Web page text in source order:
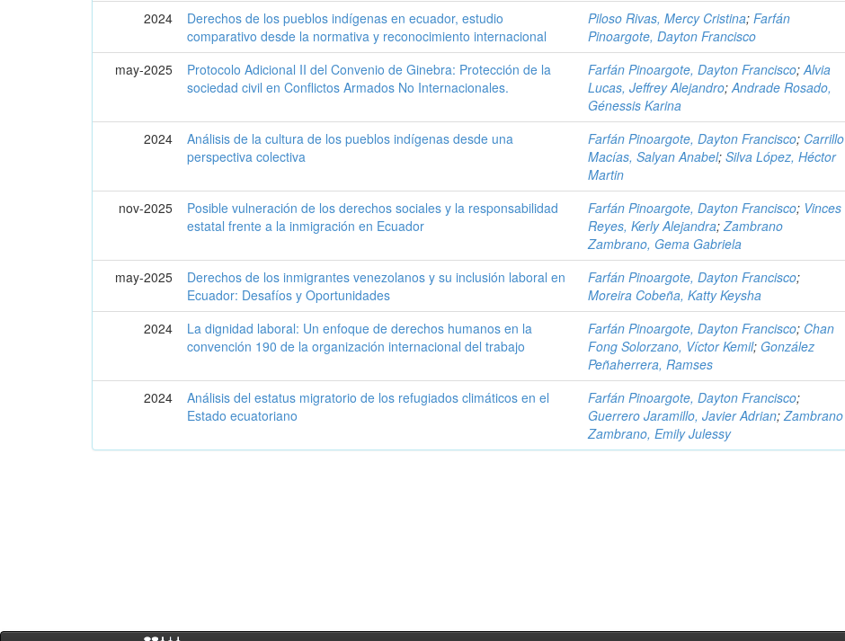
2024
Derechos de los pueblos indígenas en ecuador, estudio
comparativo desde la normativa y reconocimiento internacional
Piloso Rivas, Mercy Cristina;Farfán
Pinoargote, Dayton Francisco
may-2025
Protocolo Adicional II del Convenio de Ginebra: Protección de la
sociedad civil en Conflictos Armados No Internacionales.
Farfán Pinoargote, Dayton Francisco;Alvia
Lucas, Jeffrey Alejandro;Andrade Rosado,
Génessis Karina
2024
Análisis de la cultura de los pueblos indígenas desde una
perspectiva colectiva
Farfán Pinoargote, Dayton Francisco; Carrillo
Macías, Salyan Anabel;Silva López, Héctor
Martin
nov-2025
Posible vulneración de los derechos sociales y la responsabilidad
estatal frente a la inmigración en Ecuador
Farfán Pinoargote, Dayton Francisco; Vinces
Reyes, Kerly Alejandra;Zambrano
Zambrano, Gema Gabriela
may-2025
Derechos de los inmigrantes venezolanos y su inclusión laboral en
Ecuador: Desafíos y Oportunidades
Farfán Pinoargote, Dayton Francisco;
Moreira Cobeña, Katty Keysha
2024
La dignidad laboral: Un enfoque de derechos humanos en la
convención 190 de la organización internacional del trabajo
Farfán Pinoargote, Dayton Francisco; Chan
Fong Solorzano, Víctor Kemil; González
Peñaherrera, Ramses
2024
Análisis del estatus migratorio de los refugiados climáticos en el
Estado ecuatoriano
Farfán Pinoargote, Dayton Francisco;
Guerrero Jaramillo, Javier Adrian;Zambrano
Zambrano, Emily Julessy